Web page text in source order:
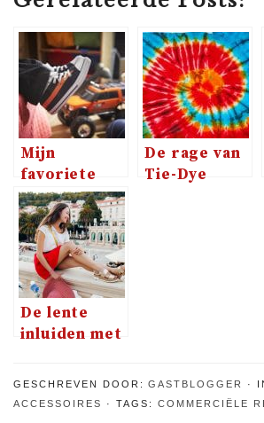
Mijn
favoriete
jongensschoenen
De rage van
Tie-Dye
De lente
inluiden met
schoenen
GESCHREVEN DOOR: GASTBLOGGER
ACCESSOIRES
TAGS: COMMERCIËLE